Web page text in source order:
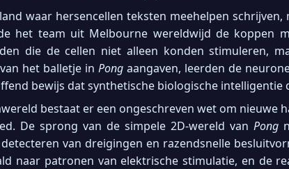
waar hersencellen teksten meehelpen
het team uit Melbourne wereldwijd de koppen
die de cellen niet alleen konden stimuleren,
het balletje in Pong aangaven, leerden de
bewijs dat synthetische biologische intelligentie
bestaat er een ongeschreven wet om nieuwe
De sprong van de simpele 2D-wereld van Pong
van dreigingen en razendsnelle
naar patronen van elektrische stimulatie, en de